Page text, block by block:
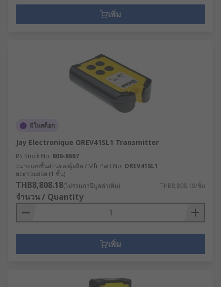
เพิ่ม
มีในสต็อก
Jay Electronique OREV41SL1 Transmitter
RS Stock No. 800-8667
หมายเลขชิ้นส่วนของผู้ผลิต / Mfr. Part No. OREV41SL1
ยอดรวมย่อย (1 ชิ้น)
THB8,808.18(ไม่รวมภาษีมูลค่าเพิ่ม) THB8,808.18/ชิ้น
จำนวน / Quantity
เพิ่ม